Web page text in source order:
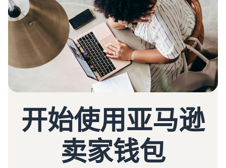
开始使用亚马逊
卖家钱包